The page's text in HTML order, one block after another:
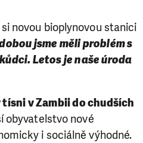
novou bioplynovou stanici
jsme měli problém s
Letos je naše úroda
v Zambii do chudších
obyvatelstvo nové
i sociálně výhodné.